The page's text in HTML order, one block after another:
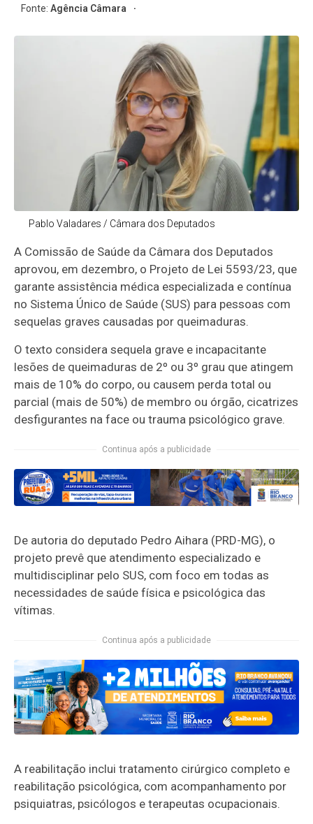
Fonte:Agência Câmara
Pablo Valadares / Câmara dos Deputados
A Comissão de Saúde da Câmara dos Deputados
aprovou, em dezembro, o Projeto de Lei 5593/23, que
garante assistência médica especializada e contínua
no Sistema Único de Saúde (SUS) para pessoas com
sequelas graves causadas por queimaduras.
O texto considera sequela grave e incapacitante
lesões de queimaduras de 2º ou 3º grau que atingem
mais de 10% do corpo, ou causem perda total ou
parcial (mais de 50%) de membro ou órgão, cicatrizes
desfigurantes na face ou trauma psicológico grave.
Continua após a publicidade
De autoria do deputado Pedro Aihara (PRD-MG), o
projeto prevê que atendimento especializado e
multidisciplinar pelo SUS, com foco em todas as
necessidades de saúde física e psicológica das
vítimas.
Continua após a publicidade
A reabilitação inclui tratamento cirúrgico completo e
reabilitação psicológica, com acompanhamento por
psiquiatras, psicólogos e terapeutas ocupacionais.